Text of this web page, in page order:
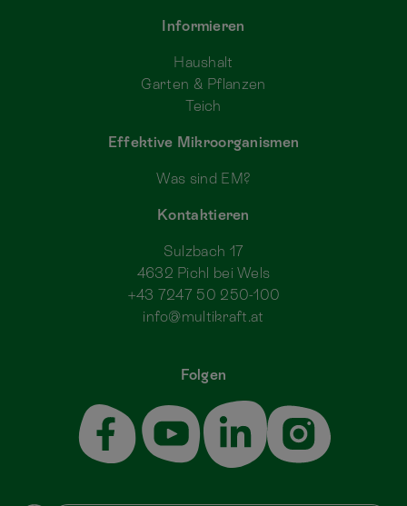
Folgen
Informieren
Haushalt
Garten & Pflanzen
Teich
Effektive Mikroorganismen
Was sind EM?
Kontaktieren
Sulzbach 17
4632 Pichl bei Wels
+43 7247 50 250-100
info@multikraft.at